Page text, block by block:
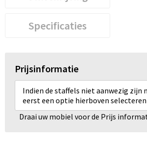
Specificaties
Prijsinformatie
Indien de staffels niet aanwezig zijn
eerst een optie hierboven selecteren
Draai uw mobiel voor de Prijs